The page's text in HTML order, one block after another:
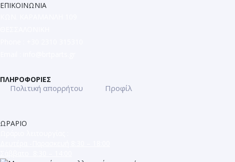
ΕΠΙΚΟΙΝΩΝΙΑ
ΠΛΗΡΟΦΟΡΙΕΣ
Πολιτική απορρήτου Προφίλ
ΩΡΑΡΙΟ